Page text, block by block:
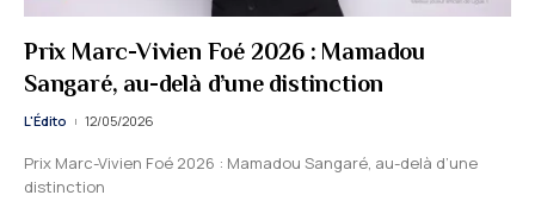
Prix Marc-Vivien Foé 2026 : Mamadou
Sangaré, au-delà d’une distinction
L'Édito 12/05/2026
Prix Marc-Vivien Foé 2026 : Mamadou Sangaré, au-delà d’une
distinction